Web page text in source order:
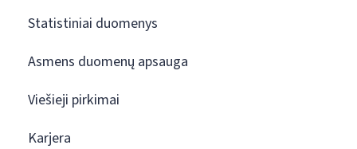
Statistiniai duomenys
Asmens duomenų apsauga
Viešieji pirkimai
Karjera